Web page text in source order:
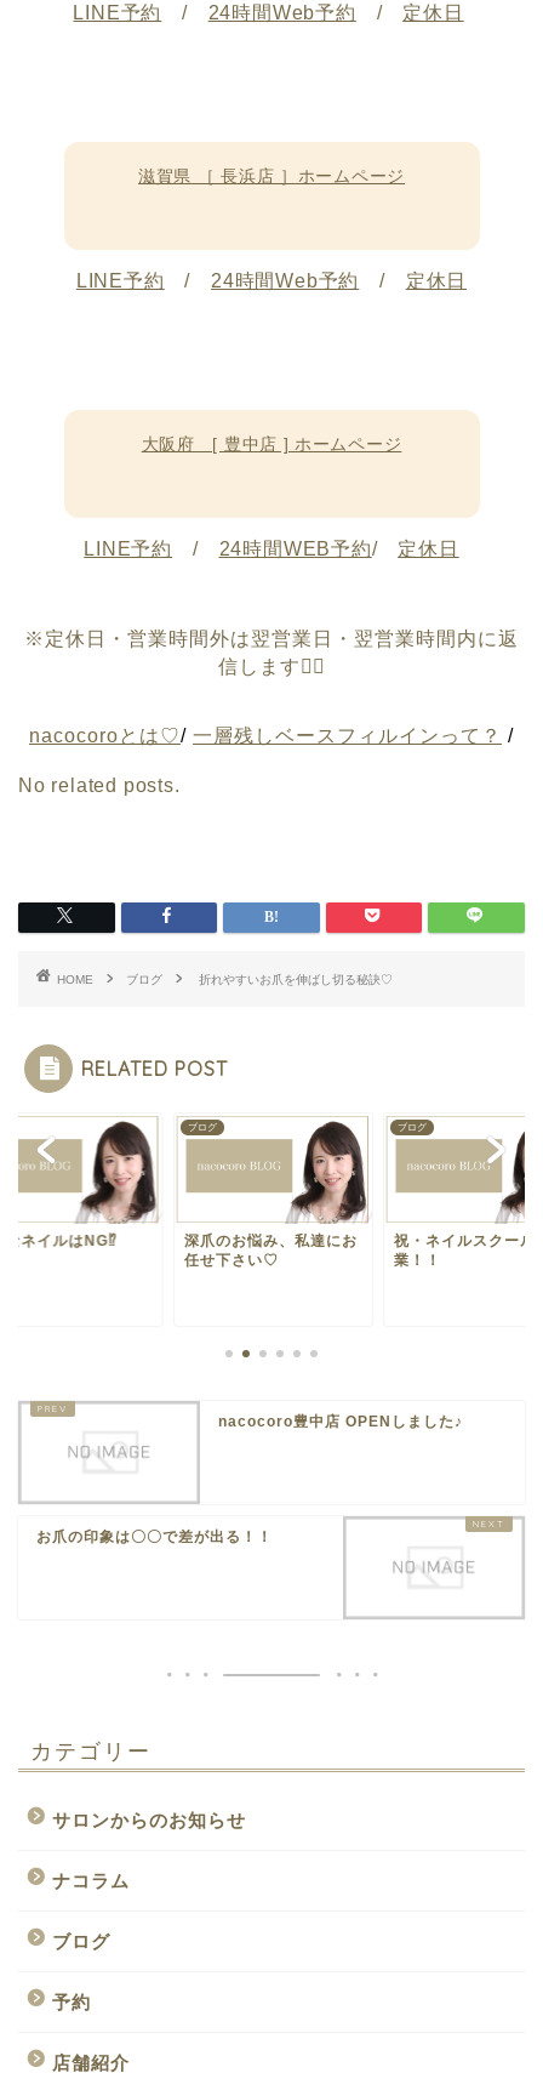
LINE予約 / 24時間Web予約 / 定休日
滋賀県 ［ 長浜店 ］ホームページ
LINE予約 / 24時間Web予約 / 定休日
大阪府 [ 豊中店 ] ホームページ
LINE予約 / 24時間WEB予約/ 定休日
※定休日・営業時間外は翌営業日・翌営業時間内に返
信します🙇‍♀️
nacocoroとは♡/ 一層残しベースフィルインって？ /
No related posts.
HOME ブログ 折れやすいお爪を伸ばし切る秘訣♡
RELATED POST
なネイルはNG⁉︎
ブログ
深爪のお悩み、私達にお
任せ下さい♡
ブログ
祝・ネイルスクール
業！！
nacocoro豊中店 OPENしました♪
お爪の印象は〇〇で差が出る！！
カテゴリー
サロンからのお知らせ
ナコラム
ブログ
予約
店舗紹介